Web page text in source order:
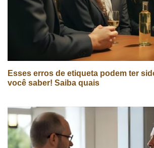
Esses erros de etiqueta podem ter
você saber! Saiba quais